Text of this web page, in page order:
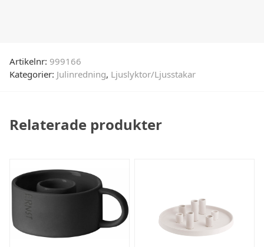
Artikelnr: 999166
Kategorier: Julinredning, Ljuslyktor/Ljusstakar
Relaterade produkter